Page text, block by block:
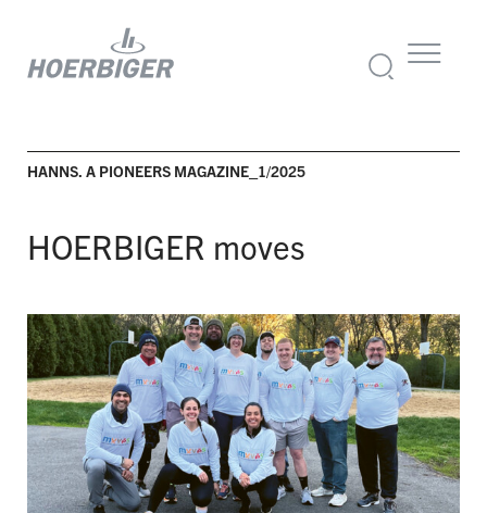
HANNS. A PIONEERS MAGAZINE_1/2025
HOERBIGER moves